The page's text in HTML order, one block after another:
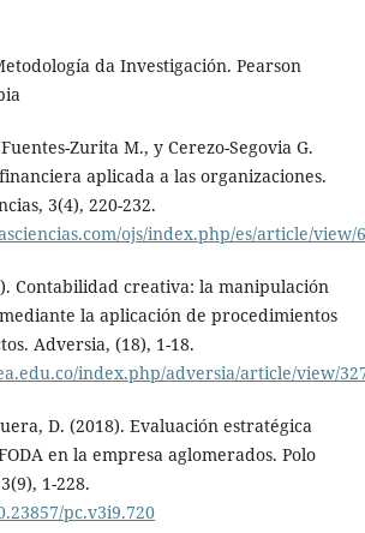
da Investigación. Pearson
Zurita M., y Cerezo-Segovia G.
aplicada a las organizaciones.
3(4), 220-232.
ojs/index.php/es/article/view/
Contabilidad creativa: la manipulación
la aplicación de procedimientos
Adversia, (18), 1-18.
index.php/adversia/article/view/
D. (2018). Evaluación estratégica
en la empresa aglomerados. Polo
1-228.
pc.v3i9.720